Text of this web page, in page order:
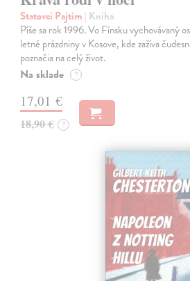
Statovci Pajtim | Kniha
Píše sa rok 1996. Vo Fínsku vychovávaný
letné prázdniny v Kosove, kde zažíva
poznačia na celý život.
Na sklade ?
17,01 €
18,90 € ?